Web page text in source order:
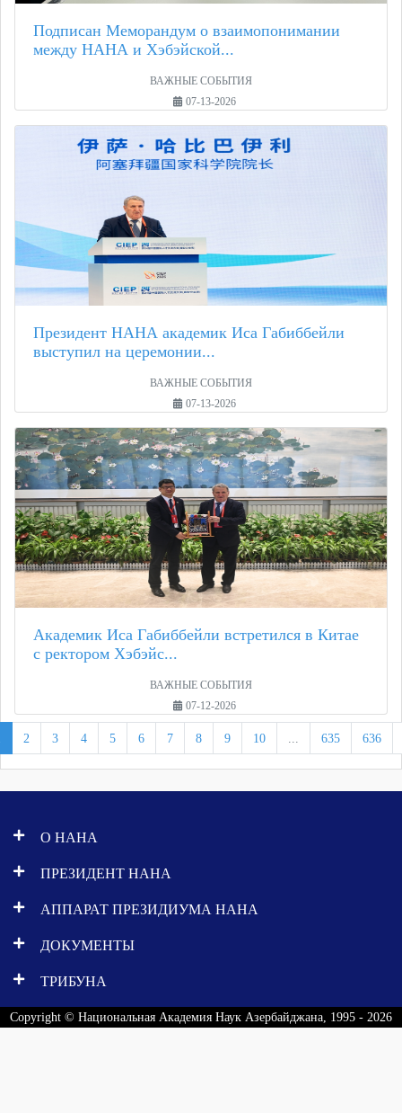
Подписан Меморандум о взаимопонимании
между НАНА и Хэбэйской...
ВАЖНЫЕ СОБЫТИЯ
07-13-2026
Президент НАНА академик Иса Габиббейли
выступил на церемонии...
ВАЖНЫЕ СОБЫТИЯ
07-13-2026
Академик Иса Габиббейли встретился в Китае
с ректором Хэбэйс...
ВАЖНЫЕ СОБЫТИЯ
07-12-2026
2 3 4 5 6 7 8 9 10 ... 635 636
О НАНА
ПРЕЗИДЕНТ НАНА
АППАРАТ ПРЕЗИДИУМА НАНА
ДОКУМЕНТЫ
ТРИБУНА
Copyright © Национальная Академия Наук Азербайджана, 1995 - 2026